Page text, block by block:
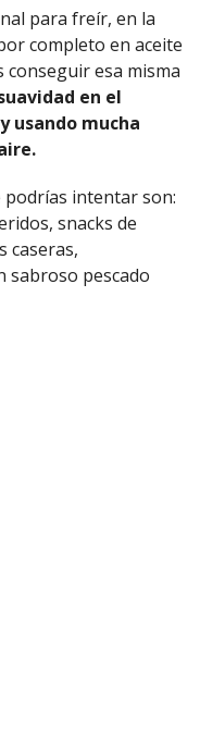
para freír, en la
completo en aceite
esa misma
en el
usando mucha
intentar son:
snacks de
caseras,
sabroso pescado